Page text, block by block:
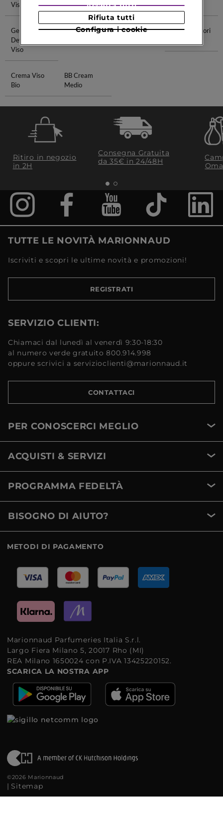
Viso
Viso
Gel
Detergente
Viso
Trucco Viso Refill Blush
Pelle Con Pori
Crema Viso
Bio
BB Cream
Medio
Ritiro in negozio
in 2H
Consegna Gratuita
da 35€​ in 24/48H
TUTTE LE NOVITÀ MARIONNAUD
Iscriviti e scopri le ultime novità e promozioni!
REGISTRATI
SERVIZIO CLIENTI:
Chiamaci dal lunedì al venerdì 9:30-18:30
al numero verde gratuito 800.914.998
oppure scrivici a servizioclienti@marionnaud.it
CONTATTACI
PER CONOSCERCI MEGLIO
ACQUISTI & SERVIZI
PROGRAMMA FEDELTÀ
BISOGNO DI AIUTO?
METODI DI PAGAMENTO
Marionnaud Parfumeries Italia S.r.l.
Largo Fiera Milano 5, 20017 Rho (MI)
REA Milano 1650024 con P.IVA 13425220152.
SCARICA LA NOSTRA APP
©2026 Marionnaud
| Sitemap
Configura i cookie
Rifiuta tutti
Accetta tutti